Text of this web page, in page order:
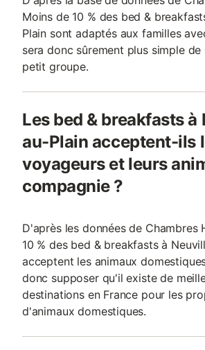
Moins de 10 % des bed &
Plain sont adaptés aux familles
sera donc sûrement plus simple de
petit groupe.
Les bed & breakfasts
au-Plain acceptent-ils
voyageurs et leurs
compagnie ?
D'après les données de Chambres
10 % des bed & breakfasts à
acceptent les animaux
donc supposer qu'il existe de
destinations en France pour les
d'animaux domestiques.